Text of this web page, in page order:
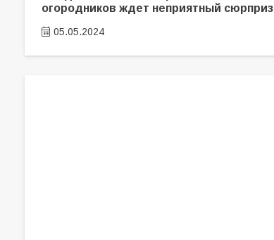
огородников ждет неприятный сюрприз
05.05.2024